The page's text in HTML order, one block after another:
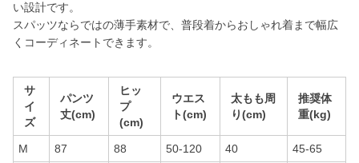
い設計です。
スパッツならではの薄手素材で、普段着からおしゃれ着まで幅広
くコーディネートできます。
サ
イ
ズ
パンツ
丈(cm)
ヒッ
プ
(cm)
ウエス
ト(cm)
太もも周
り(cm)
推奨体
重(kg)
M 87 88 50-120 40 45-65